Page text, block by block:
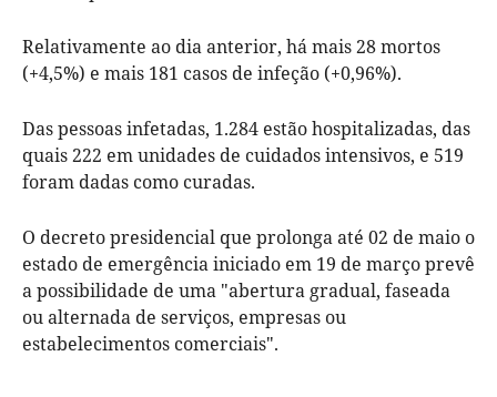
Relativamente ao dia anterior, há mais 28 mortos
(+4,5%) e mais 181 casos de infeção (+0,96%).
Das pessoas infetadas, 1.284 estão hospitalizadas, das
quais 222 em unidades de cuidados intensivos, e 519
foram dadas como curadas.
O decreto presidencial que prolonga até 02 de maio o
estado de emergência iniciado em 19 de março prevê
a possibilidade de uma "abertura gradual, faseada
ou alternada de serviços, empresas ou
estabelecimentos comerciais".